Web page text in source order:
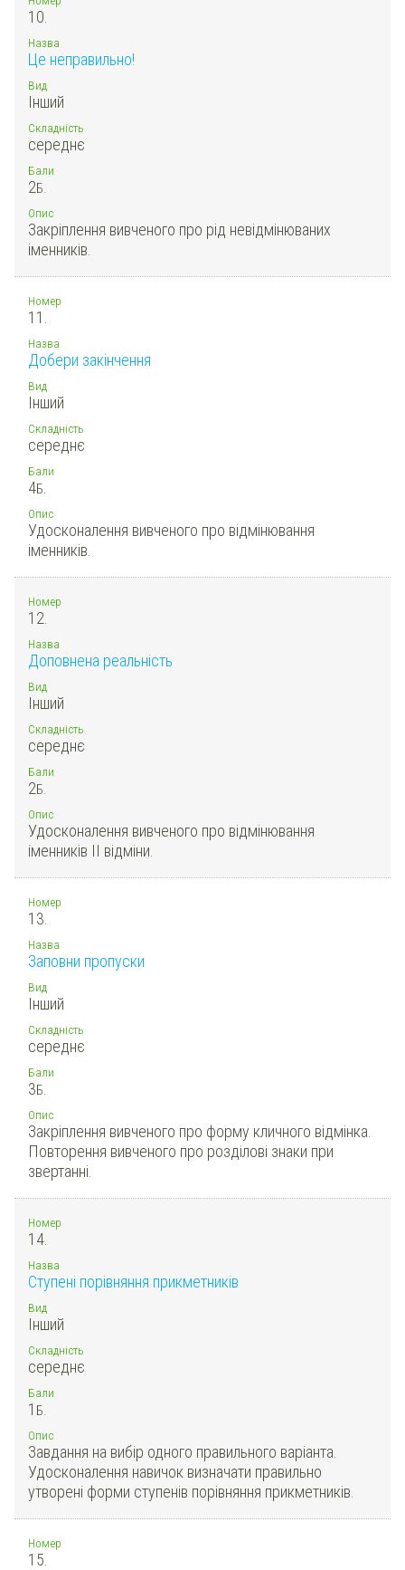
10.
Назва
Це неправильно!
Вид
Інший
Складність
середнє
Бали
2Б.
Опис
Закріплення вивченого про рід невідмінюваних
іменників.
Номер
11.
Назва
Добери закінчення
Вид
Інший
Складність
середнє
Бали
4Б.
Опис
Удосконалення вивченого про відмінювання
іменників.
Номер
12.
Назва
Доповнена реальність
Вид
Інший
Складність
середнє
Бали
2Б.
Опис
Удосконалення вивченого про відмінювання
іменників ІІ відміни.
Номер
13.
Назва
Заповни пропуски
Вид
Інший
Складність
середнє
Бали
3Б.
Опис
Закріплення вивченого про форму кличного відмінка.
Повторення вивченого про розділові знаки при
звертанні.
Номер
14.
Назва
Ступені порівняння прикметників
Вид
Інший
Складність
середнє
Бали
1 Б.
Опис
Завдання на вибір одного правильного варіанта.
Удосконалення навичок визначати правильно
утворені форми ступенів порівняння прикметників.
Номер
15.